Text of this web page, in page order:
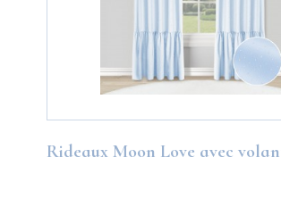
Rideaux Moon Love avec